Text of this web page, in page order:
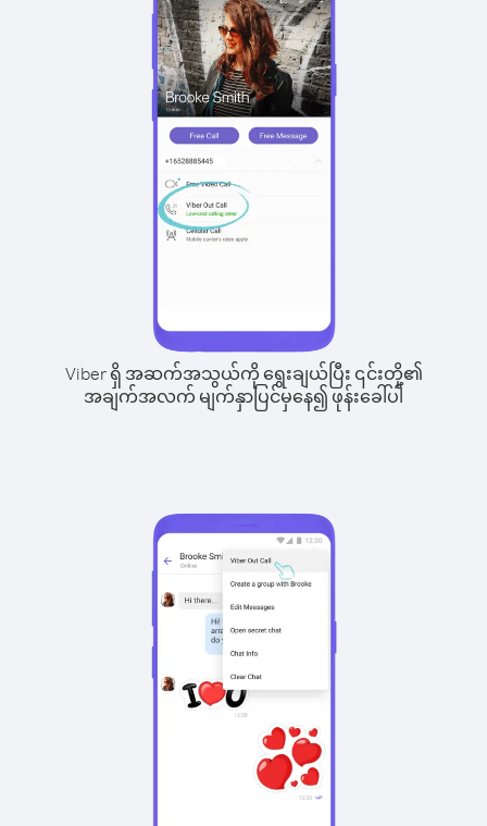
Viber ရှိ အဆက်အသွယ်ကို ရွေးချယ်ပြီး ၎င်းတို့၏
အချက်အလက် မျက်နှာပြင်မှနေ၍ ဖုန်းခေါ်ပါ